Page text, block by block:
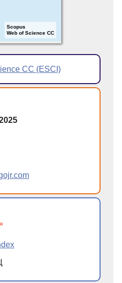
Scopus
Web of Science CC
CC (ESCI)